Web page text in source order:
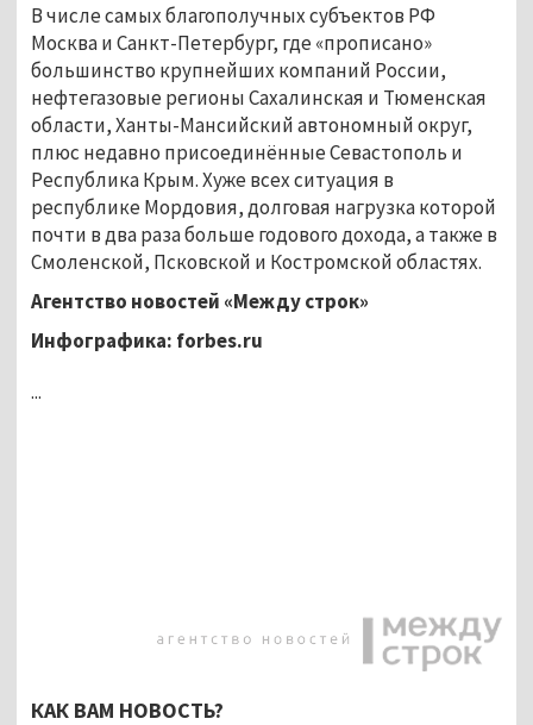
В числе самых благополучных субъектов РФ
Москва и Санкт-Петербург, где «прописано»
большинство крупнейших компаний России,
нефтегазовые регионы Сахалинская и Тюменская
области, Ханты-Мансийский автономный округ,
плюс недавно присоединённые Севастополь и
Республика Крым. Хуже всех ситуация в
республике Мордовия, долговая нагрузка которой
почти в два раза больше годового дохода, а также в
Смоленской, Псковской и Костромской областях.
Агентство новостей «Между строк»
Инфографика: forbes.ru
...
КАК ВАМ НОВОСТЬ?